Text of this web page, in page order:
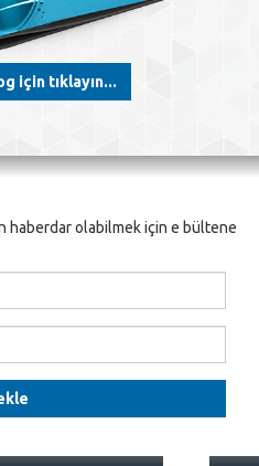
için tıklayın...
haberdar olabilmek için e bültene